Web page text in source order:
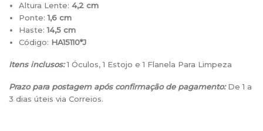
Altura Lente:4,2 cm
Ponte:1,6 cm
Haste:14,5 cm
Código: HA15110*J
Itens inclusos:1 Óculos, 1 Estojo e 1 Flanela Para Limpeza
Prazo para postagem após confirmação de pagamento:De 1 a
3 dias úteis via Correios.